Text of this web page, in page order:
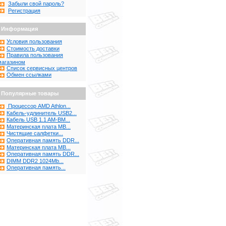
Забыли свой пароль?
Регистрация
Информация
Условия пользования
Стоимость доставки
Правила пользования
Список сервисных центров
Обмен ссылками
Популярные товары
Процессор AMD Athlon...
Кабель-удлинитель USB2...
Кабель USB 1.1 AM-BM...
Материнская плата MB...
Чистящие салфетки...
Оперативная память DDR...
Материнская плата MB...
Оперативная память DDR...
DIMM DDR2 1024Mb...
Оперативная память...